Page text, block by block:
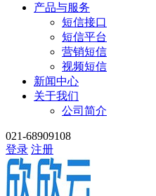
产品与服务
短信接口
短信平台
营销短信
视频短信
新闻中心
关于我们
公司简介
021-68909108
登录 注册